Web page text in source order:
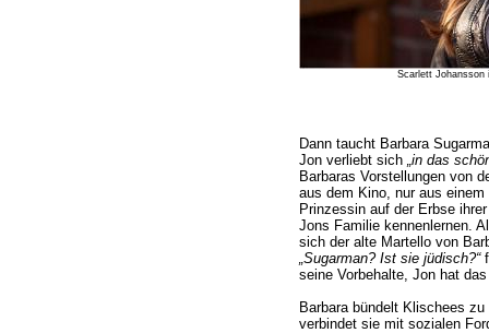
Scarlett Johansson
Dann taucht Barbara
Jon verliebt sich „in das
Barbaras Vorstellungen von
aus dem Kino, nur aus
Prinzessin auf der Erbse
Jons Familie kennenlernen.
sich der alte Martello von
„Sugarman? Ist sie jüdisch?“
seine Vorbehalte, Jon hat
Barbara bündelt Klischees
verbindet sie mit sozialen